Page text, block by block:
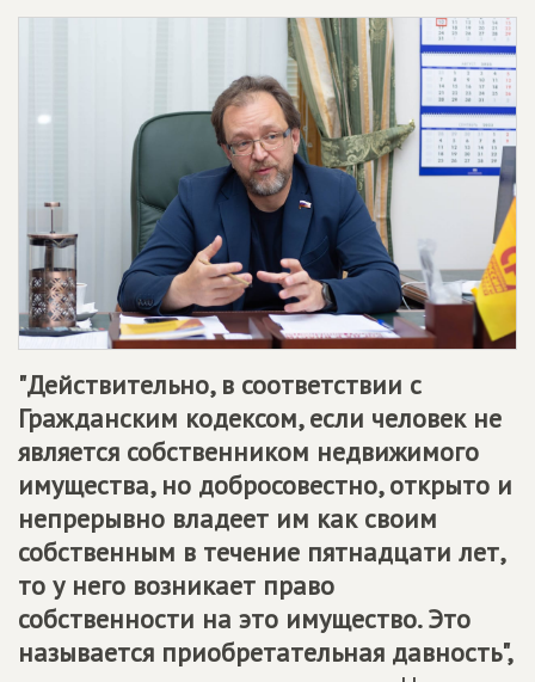
"Действительно, в соответствии с
Гражданским кодексом, если человек не
является собственником недвижимого
имущества, но добросовестно, открыто и
непрерывно владеет им как своим
собственным в течение пятнадцати лет,
то у него возникает право
собственности на это имущество. Это
называется приобретательная давность",